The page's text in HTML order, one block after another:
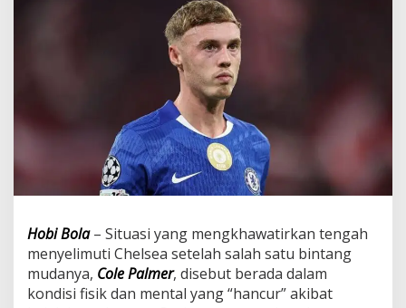
Hobi Bola– Situasi yang mengkhawatirkan tengah
menyelimuti Chelsea setelah salah satu bintang
mudanya, Cole Palmer, disebut berada dalam
kondisi fisik dan mental yang “hancur” akibat